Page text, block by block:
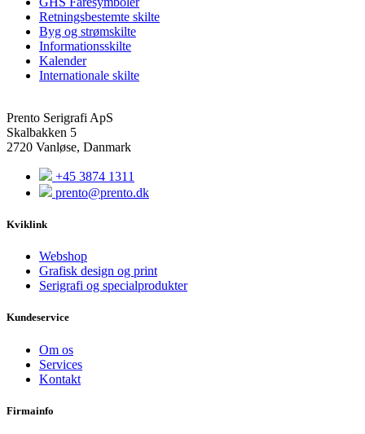
Retningsbestemte skilte
Byg og strømskilte
Informationsskilte
Kalender
Internationale skilte
Prento Serigrafi ApS
Skalbakken 5
2720 Vanløse, Danmark
+45 3874 1311
prento@prento.dk
Kviklink
Webshop
Grafisk design og print
Serigrafi og specialprodukter
Kundeservice
Om os
Services
Kontakt
Firmainfo